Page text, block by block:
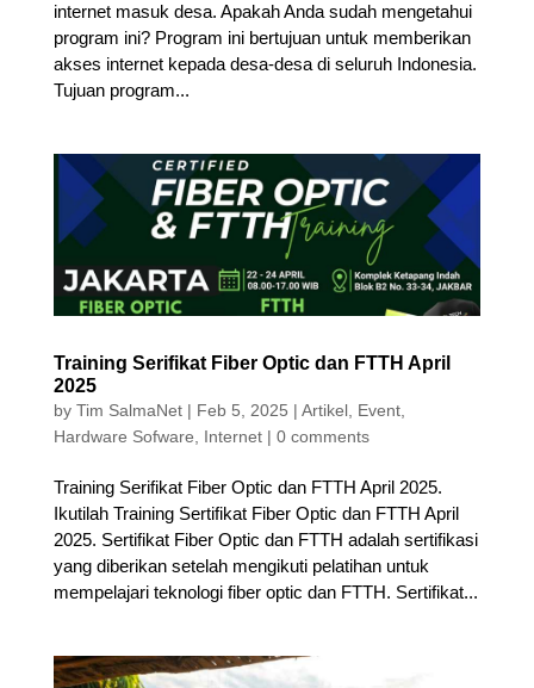
internet masuk desa. Apakah Anda sudah mengetahui
program ini? Program ini bertujuan untuk memberikan
akses internet kepada desa-desa di seluruh Indonesia.
Tujuan program...
Training Serifikat Fiber Optic dan FTTH April
2025
by Tim SalmaNet| Feb 5, 2025 | Artikel, Event,
Hardware Sofware
Internet| 0 comments
Training Serifikat Fiber Optic dan FTTH April 2025.
Ikutilah Training Sertifikat Fiber Optic dan FTTH April
2025. Sertifikat Fiber Optic dan FTTH adalah sertifikasi
yang diberikan setelah mengikuti pelatihan untuk
mempelajari teknologi fiber optic dan FTTH. Sertifikat...